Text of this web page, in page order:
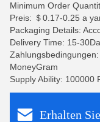
Minimum Order
Preis: ＄0.17-0.25 a
Packaging Details:
Delivery Time: 15-
Zahlungsbedingungen:
MoneyGram
Supply Ability: 100000
Erhalten